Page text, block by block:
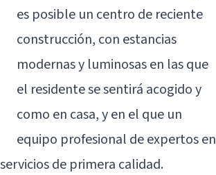
es posible un centro de reciente
construcción, con estancias
modernas y luminosas en las que
el residente se sentirá acogido y
como en casa, y en el que un
equipo profesional de expertos en
de primera calidad.